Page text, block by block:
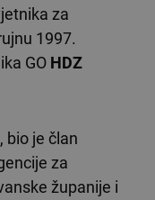
za
1997.
GO HDZ
bio je član
za
županije i